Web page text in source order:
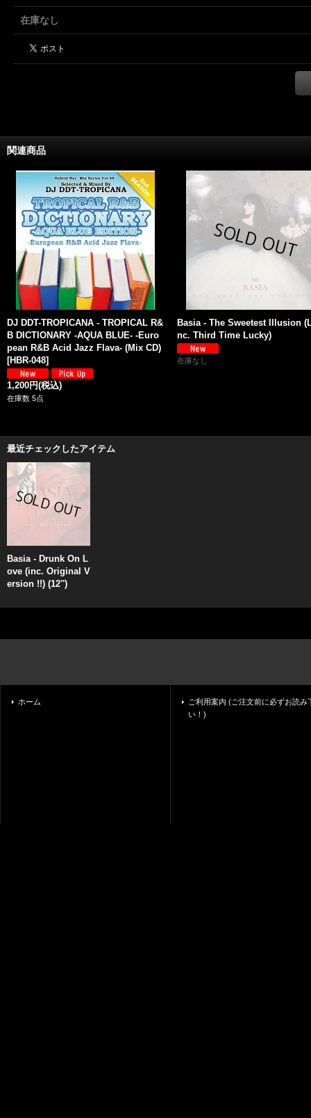
在庫なし
関連商品
DJ DDT-TROPICANA - TROPICAL R&
B DICTIONARY -AQUA BLUE- -Euro
pean R&B Acid Jazz Flava- (Mix CD)
[HBR-048]
1,200円(税込)
在庫数 5点
Basia - The Sweetest Illusion
nc. Third Time Lucky)
在庫なし
最近チェックしたアイテム
Basia - Drunk On L
ove (inc. Original V
ersion !!) (12'')
ホーム
ご利用案内 (ご注文前に必ずお読み
い！)